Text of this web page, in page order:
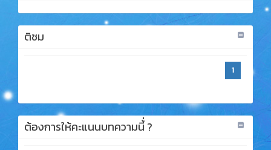
ติชม
1
ต้องการให้คะแนนบทความนี้่ ?